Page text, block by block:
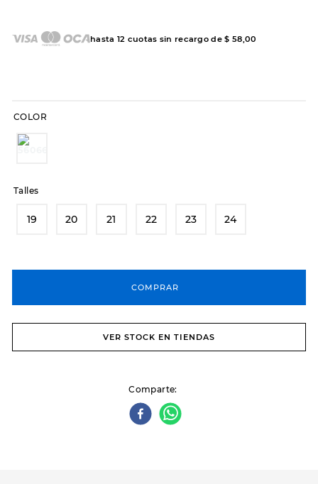
hasta 12 cuotas sin recargo de$ 58 00
COLOR
Talles
19 20 21 22 23 24
COMPRAR
VER STOCK EN TIENDAS
Comparte